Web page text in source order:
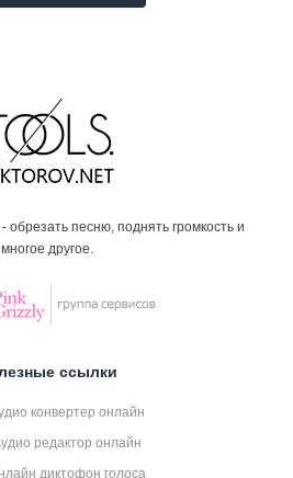
обрезать песню, поднять громкость и
многое другое.
ссылки
конвертер онлайн
редактор онлайн
диктофон голоса